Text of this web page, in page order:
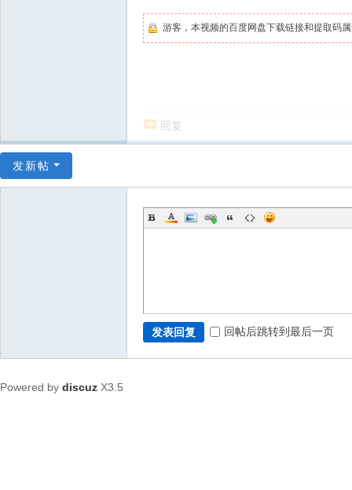
游客，本视频的百度网盘下载链接和提取码
回复
发新帖
发表回复 回帖后跳转到最后一页
Powered by discuz X3.5